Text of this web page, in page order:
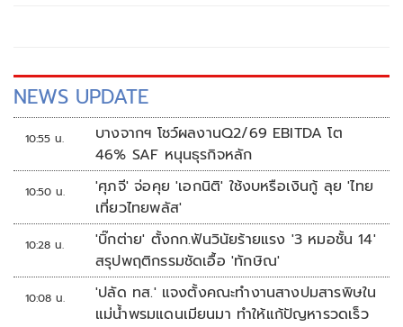
NEWS UPDATE
10:55 น.
บางจากฯ โชว์ผลงานQ2/69 EBITDA โต
46% SAF หนุนธุรกิจหลัก
10:50 น.
'ศุภจี' จ่อคุย 'เอกนิติ' ใช้งบหรือเงินกู้ ลุย 'ไทย
เที่ยวไทยพลัส'
10:28 น.
'บิ๊กต่าย' ตั้งกก.ฟันวินัยร้ายแรง '3 หมอชั้น 14'
สรุปพฤติกรรมชัดเอื้อ 'ทักษิณ'
10:08 น.
'ปลัด ทส.' แจงตั้งคณะทำงานสางปมสารพิษใน
แม่น้ำพรมแดนเมียนมา ทำให้แก้ปัญหารวดเร็ว